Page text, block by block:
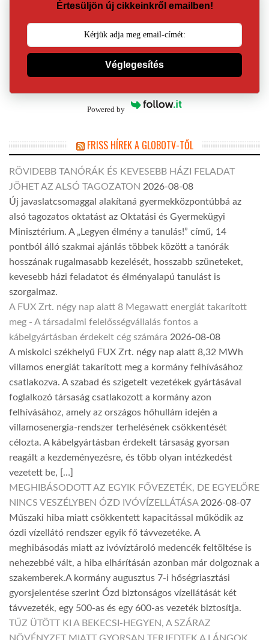
Értesüljön új cikkeinkről emailben!
Véglegesítés
Powered by
FRISS HÍREK A GLOBOTV-TŐL
RÖVIDEBB TANÓRÁK ÉS KEVESEBB HÁZI FELADAT
JÖHET AZ ALSÓ TAGOZATON 2026-08-08
Új javaslatcsomaggal alakítaná gyermekközpontúbbá az
alsó tagozatos oktatást az Oktatási és Gyermekügyi
Minisztérium. A „Legyen élmény a tanulás!” című, 14
pontból álló szakmai ajánlás többek között a tanórák
hosszának rugalmasabb kezelését, hosszabb szüneteket,
kevesebb házi feladatot és élményalapú tanulást is
szorgalmaz.
A FUX Zrt. négy nap alatt 8 Megawatt energiát takarított
meg - A társadalmi felelősségvállalás fontos a
kábelgyártásban érdekelt cég számára 2026-08-08
A miskolci székhelyű FUX Zrt. négy nap alatt 8,32 MWh
villamos energiát takarított meg a kormány felhívásához
csatlakozva. A szabad és szigetelt vezetékek gyártásával
foglalkozó társaság csatlakozott a kormány azon
felhívásához, amely az országos hőhullám idején a
villamosenergia-rendszer terhelésének csökkentését
célozta. A kábelgyártásban érdekelt társaság gyorsan
reagált a kezdeményezésre, és több olyan intézkedést
vezetett be, […]
MEGHIBÁSODOTT AZ EGYIK FŐVEZETÉK, DE EGYELŐRE
NINCS VESZÉLYBEN ÓZD IVÓVÍZELLÁTÁSA 2026-08-07
Műszaki hiba miatt csökkentett kapacitással működik az
ózdi vízellátó rendszer egyik fő távvezetéke. A
meghibásodás miatt az ivóvíztároló medencék feltöltése is
nehezebbé vált, a hiba elhárításán azonban már dolgoznak a
szakemberek.A kormány augusztus 7-i hőségriasztási
gyorsjelentése szerint Ózd biztonságos vízellátását két
távvezeték, egy 500-as és egy 600-as vezeték biztosítja.
TŰZ ÜTÖTT KI A BEKECSI-HEGYEN, A SZÁRAZ